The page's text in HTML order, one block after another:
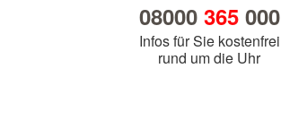
08000 365000
Infos für Sie kostenfrei
rund um die Uhr